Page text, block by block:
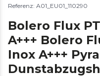
Referenz: A01_EU01_110290
Bolero Flux
A+++ Bolero
Inox A+++